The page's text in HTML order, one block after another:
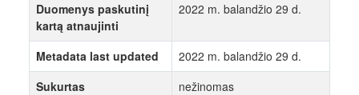
Duomenys paskutinį
kartą atnaujinti
2022 m. balandžio 29 d.
Metadata last updated
2022 m. balandžio 29 d.
Sukurtas
nežinomas